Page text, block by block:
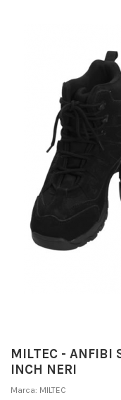
MILTEC - ANFIBI
INCH NERI
Marca: MILTEC